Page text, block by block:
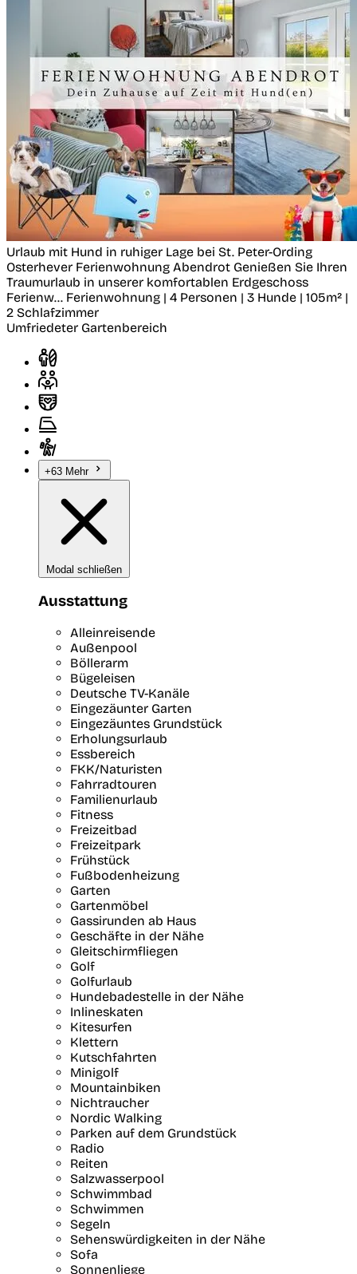
Urlaub mit Hund in ruhiger Lage bei St. Peter-Ording
Osterhever Ferienwohnung Abendrot Genießen Sie Ihren
Traumurlaub in unserer komfortablen Erdgeschoss
Ferienw... Ferienwohnung | 4 Personen | 3 Hunde | 105m² |
2 Schlafzimmer
Umfriedeter Gartenbereich
+63 Mehr
Modal schließen
Ausstattung
Alleinreisende
Außenpool
Böllerarm
Bügeleisen
Deutsche TV-Kanäle
Eingezäunter Garten
Eingezäuntes Grundstück
Erholungsurlaub
Essbereich
FKK/Naturisten
Fahrradtouren
Familienurlaub
Fitness
Freizeitbad
Freizeitpark
Frühstück
Fußbodenheizung
Garten
Gartenmöbel
Gassirunden ab Haus
Geschäfte in der Nähe
Gleitschirmfliegen
Golf
Golfurlaub
Hundebadestelle in der Nähe
Inlineskaten
Kitesurfen
Klettern
Kutschfahrten
Minigolf
Mountainbiken
Nichtraucher
Nordic Walking
Parken auf dem Grundstück
Radio
Reiten
Salzwasserpool
Schwimmbad
Schwimmen
Segeln
Sehenswürdigkeiten in der Nähe
Sofa
Sonnenliege